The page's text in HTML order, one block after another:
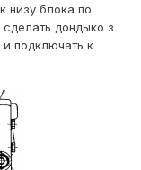
низу блока по
дондыко з
подключать к